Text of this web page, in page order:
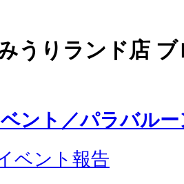
うりランド店
ント／パラバル
ベント報告